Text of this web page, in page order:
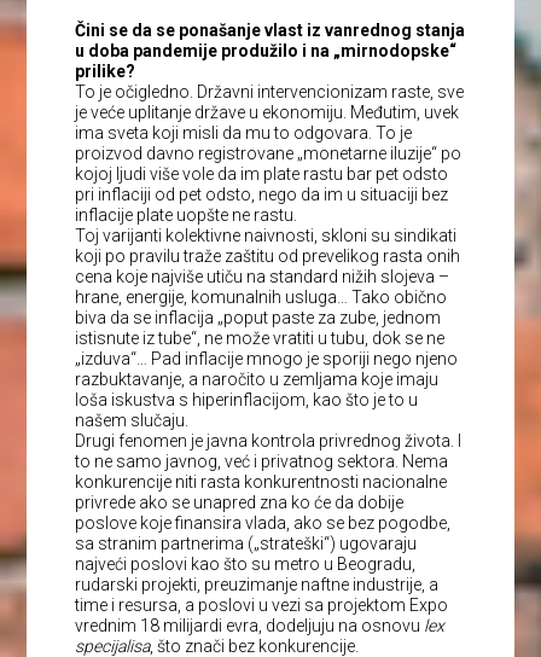
Čini se da se ponašanje vlast iz vanrednog stanja
u doba pandemije produžilo i na „mirnodopske“
prilike?
To je očigledno. Državni intervencionizam raste, sve
je veće uplitanje države u ekonomiju. Međutim, uvek
ima sveta koji misli da mu to odgovara. To je
proizvod davno registrovane „monetarne iluzije“ po
kojoj ljudi više vole da im plate rastu bar pet odsto
pri inflaciji od pet odsto, nego da im u situaciji bez
inflacije plate uopšte ne rastu.
Toj varijanti kolektivne naivnosti, skloni su sindikati
koji po pravilu traže zaštitu od prevelikog rasta onih
cena koje najviše utiču na standard nižih slojeva –
hrane, energije, komunalnih usluga… Tako obično
biva da se inflacija „poput paste za zube, jednom
istisnute iz tube“, ne može vratiti u tubu, dok se ne
„izduva“… Pad inflacije mnogo je sporiji nego njeno
razbuktavanje, a naročito u zemljama koje imaju
loša iskustva s hiperinflacijom, kao što je to u
našem slučaju.
Drugi fenomen je javna kontrola privrednog života. I
to ne samo javnog, već i privatnog sektora. Nema
konkurencije niti rasta konkurentnosti nacionalne
privrede ako se unapred zna ko će da dobije
poslove koje finansira vlada, ako se bez pogodbe,
sa stranim partnerima („strateški“) ugovaraju
najveći poslovi kao što su metro u Beogradu,
rudarski projekti, preuzimanje naftne industrije, a
time i resursa, a poslovi u vezi sa projektom Expo
vrednim 18 milijardi evra, dodeljuju na osnovu lex
specijalisa, što znači bez konkurencije.